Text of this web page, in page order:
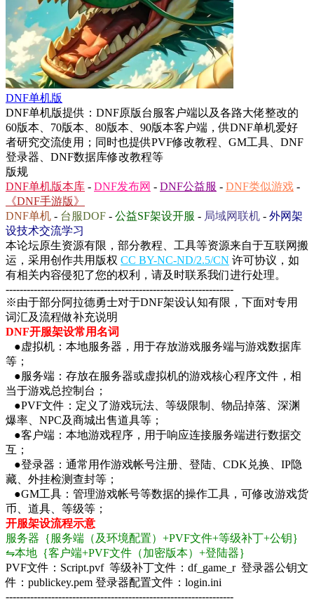
DNF单机版
DNF单机版提供：DNF原版台服客户端以及各路大佬整改的
60版本、70版本、80版本、90版本客户端，供DNF单机爱好
者研究交流使用；同时也提供PVF修改教程、GM工具、DNF
登录器、DNF数据库修改教程等
版规
DNF单机版本库 - DNF发布网 - DNF公益服 - DNF类似游戏 -
《DNF手游版》
DNF单机 - 台服DOF - 公益SF架设开服 - 局域网联机 - 外网架
设技术交流学习
本论坛原生资源有限，部分教程、工具等资源来自于互联网搬
运，采用创作共用版权 CC BY-NC-ND/2.5/CN 许可协议，如
有相关内容侵犯了您的权利，请及时联系我们进行处理。
-----------------------------------------------------------------
※由于部分阿拉德勇士对于DNF架设认知有限，下面对专用
词汇及流程做补充说明
DNF开服架设常用名词
●虚拟机：本地服务器，用于存放游戏服务端与游戏数据库
等；
●服务端：存放在服务器或虚拟机的游戏核心程序文件，相
当于游戏总控制台；
●PVF文件：定义了游戏玩法、等级限制、物品掉落、深渊
爆率、NPC及商城出售道具等；
●客户端：本地游戏程序，用于响应连接服务端进行数据交
互；
●登录器：通常用作游戏帐号注册、登陆、CDK兑换、IP隐
藏、外挂检测查封等；
●GM工具：管理游戏帐号等数据的操作工具，可修改游戏货
币、道具、等级等；
开服架设流程示意
服务器｛服务端（及环境配置）+PVF文件+等级补丁+公钥｝
⇋本地｛客户端+PVF文件（加密版本）+登陆器｝
PVF文件：Script.pvf 等级补丁文件：df_game_r 登录器公钥文
件：publickey.pem 登录器配置文件：login.ini
-----------------------------------------------------------------